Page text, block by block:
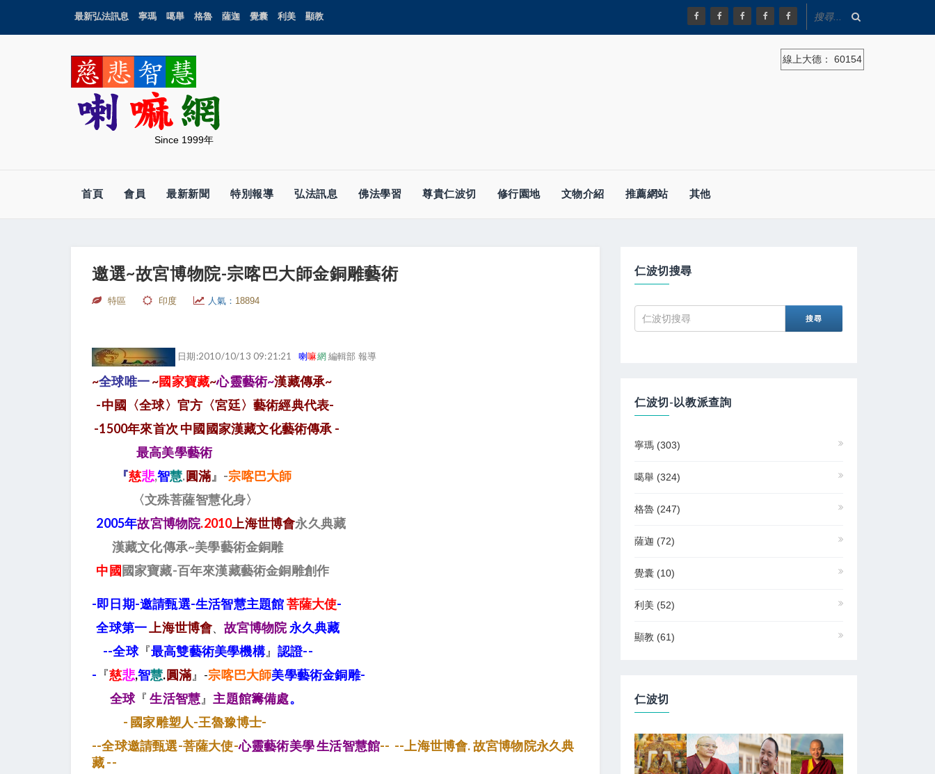
最新弘法訊息 寧瑪 噶舉 格魯 薩迦 覺囊 利美 顯教
Since 1999年
線上大德： 60154
首頁 會員 最新新聞 特別報導 弘法訊息 佛法學習 尊貴仁波切 修行園地 文物介紹 推薦網站 其他
邀選~故宮博物院-宗喀巴大師金銅雕藝術
特區 印度 人氣： 18894
日期:2010/10/13 09:21:21喇嘛網編輯部 報導
~全球唯一~國家寶藏~心靈藝術~漢藏傳承~
-中國〈全球〉官方〈宮廷〉藝術經典代表-
-1500年來首次 中國國家漢藏文化藝術傳承 -
最高美學藝術
『慈悲,智慧.圓滿 』-宗喀巴大師
〈文殊菩薩智慧化身〉
2005年故宮博物院.2010上海世博會永久典藏
漢藏文化傳承~美學藝術金銅雕
中國國家寶藏-百年來漢藏藝術金銅雕創作
-即日期-邀請甄選-生活智慧主題館菩薩大使-
全球第一 上海世博會、 故宮博物院永久典藏
--全球『最高雙藝術美學機構』認證--
- 『慈悲,智慧.圓滿 』-宗喀巴大師美學藝術金銅雕-
全球『 生活智慧 』 主題館籌備處。
- 國家雕塑人-王魯豫博士-
--全球邀請甄選-菩薩大使-心靈藝術美學 生活智慧館-- --上海世博會. 故宮博物院永久典
藏 --
仁波切搜尋
仁波切-以教派查詢
寧瑪 (303)
噶舉 (324)
格魯 (247)
薩迦 (72)
覺囊 (10)
利美 (52)
顯教 (61)
仁波切